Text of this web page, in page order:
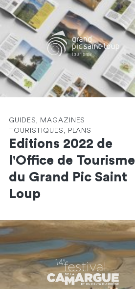
GUIDES, MAGAZINES
TOURISTIQUES, PLANS
Editions 2022 de
l'Office de Tourisme
du Grand Pic Saint
Loup